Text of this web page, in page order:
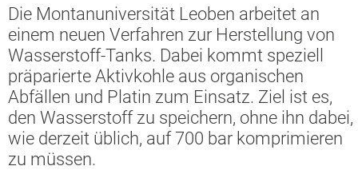
Die Montanuniversität Leoben arbeitet an
einem neuen Verfahren zur Herstellung von
Wasserstoff-Tanks. Dabei kommt speziell
präparierte Aktivkohle aus organischen
Abfällen und Platin zum Einsatz. Ziel ist es,
den Wasserstoff zu speichern, ohne ihn dabei,
wie derzeit üblich, auf 700 bar komprimieren
zu müssen.